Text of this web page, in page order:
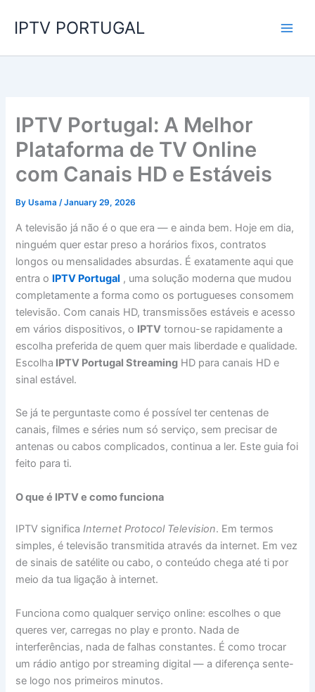
IPTV PORTUGAL
IPTV Portugal: A Melhor
Plataforma de TV Online
com Canais HD e Estáveis
ByUsama/January 29, 2026
A televisão já não é o que era — e ainda bem. Hoje em dia,
ninguém quer estar preso a horários fixos, contratos
longos ou mensalidades absurdas. É exatamente aqui que
entra o IPTV Portugal , uma solução moderna que mudou
completamente a forma como os portugueses consomem
televisão. Com canais HD, transmissões estáveis e acesso
em vários dispositivos, o IPTV tornou-se rapidamente a
escolha preferida de quem quer mais liberdade e qualidade.
Escolha IPTV Portugal Streaming HD para canais HD e
sinal estável.
Se já te perguntaste como é possível ter centenas de
canais, filmes e séries num só serviço, sem precisar de
antenas ou cabos complicados, continua a ler. Este guia foi
feito para ti.
O que é IPTV e como funciona
IPTV significaInternet Protocol Television. Em termos
simples, é televisão transmitida através da internet. Em vez
de sinais de satélite ou cabo, o conteúdo chega até ti por
meio da tua ligação à internet.
Funciona como qualquer serviço online: escolhes o que
queres ver, carregas no play e pronto. Nada de
interferências, nada de falhas constantes. É como trocar
um rádio antigo por streaming digital — a diferença sente-
se logo nos primeiros minutos.